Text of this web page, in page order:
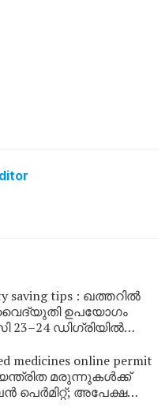
saving tips : ഖത്തറിൽ
ഉപയോഗം
ഡിഗ്രിയിൽ
medicines online permit
മരുന്നുകൾക്ക്
അപേക്ഷയും